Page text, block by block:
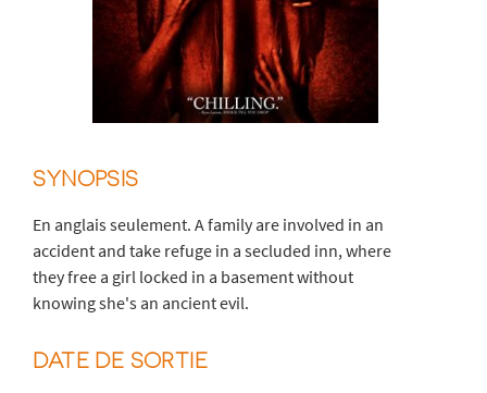
SYNOPSIS
En anglais seulement. A family are involved in an
accident and take refuge in a secluded inn, where
they free a girl locked in a basement without
knowing she's an ancient evil.
DATE DE SORTIE